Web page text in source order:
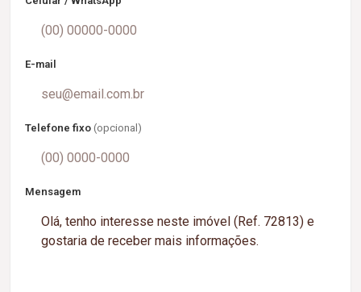
E-mail
Telefone fixo (opcional)
Mensagem